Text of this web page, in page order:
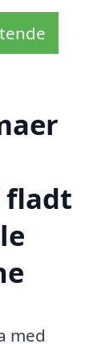
fladt
med